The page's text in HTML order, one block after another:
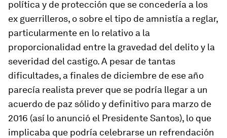
política y de protección que se concedería a los
ex guerrilleros, o sobre el tipo de amnistía a reglar,
particularmente en lo relativo a la
proporcionalidad entre la gravedad del delito y la
severidad del castigo. A pesar de tantas
dificultades, a finales de diciembre de ese año
parecía realista prever que se podría llegar a un
acuerdo de paz sólido y definitivo para marzo de
2016 (así lo anunció el Presidente Santos), lo que
implicaba que podría celebrarse un refrendación